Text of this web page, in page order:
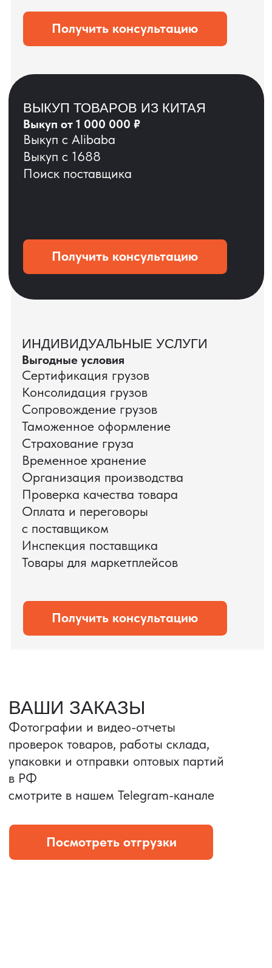
ВАШЕГО АГРЕГАТА
ДО ОПЛАТЫ?
ОСТАВЬТЕ ЗАЯВКУ
Мы вернёмся с расчётом и фото после
технической проверки
Оставить заявку
КЕЙС ПАО «РОСТЕЛЕКОМ»
ПАО «Ростелеком» доверяет нам полный
цикл международных поставок — от
поиска и проверки поставщиков до
доставки оборудования.
Мы обеспечили полный цикл работ:
проверку продукции, логистику,
таможенное оформление и контроль
сроков. В результате все товары были
доставлены точно в срок и без
дополнительных рисков.
PRO TORG — проверенный партнёр по
международной логистике для ведущих
федеральных компаний.
Оставить заявку
Портативные колонки
Условия: Тираж 3100 шт.
Колонка с шнуром
зарядным, без коробки
и ложемента (эвы).
Условия: Тираж 5900 шт.
15w.
Комплект: устройство +
КОНТРОЛЬ КАЧЕСТВА
Проверка по ТЗ включает: